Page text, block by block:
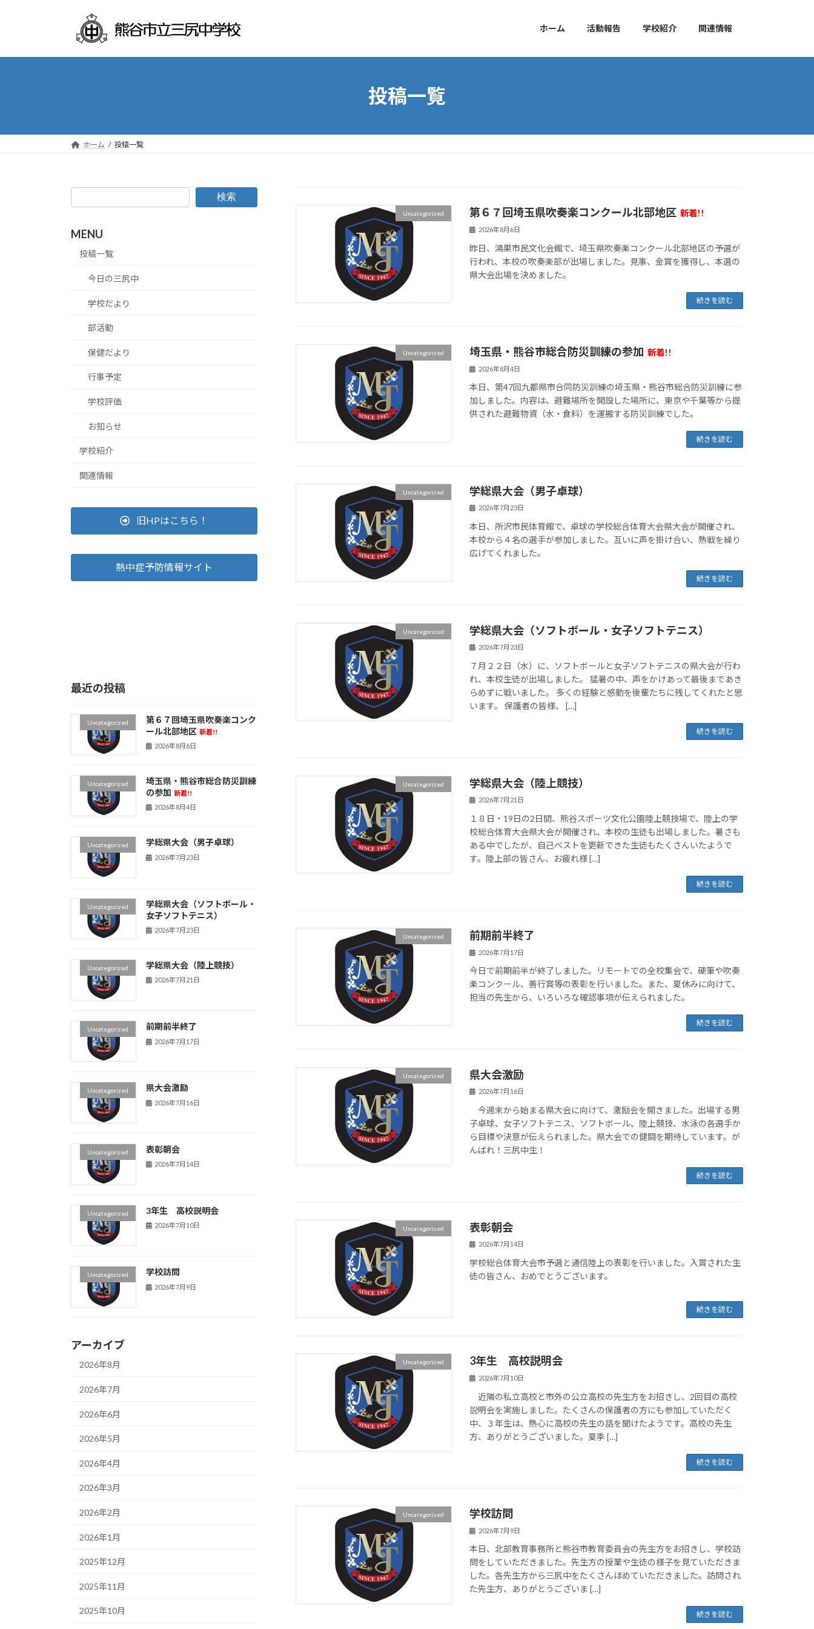
プ
動
ホーム 活動報告 学校紹介 関連情報
投稿一覧
ホーム 投稿一覧
Uncategorized 第６７回埼玉県吹奏楽コンクール北部地区 新着!!
2026年8月6日
昨日、鴻巣市民文化会館で、埼玉県吹奏楽コンクール北部地区の予選が
行われ、本校の吹奏楽部が出場しました。見事、金賞を獲得し、本選の
県大会出場を決めました。
続きを読む
Uncategorized 埼玉県・熊谷市総合防災訓練の参加 新着!!
2026年8月4日
本日、第47回九都県市合同防災訓練の埼玉県・熊谷市総合防災訓練に参
加しました。内容は、避難場所を開設した場所に、東京や千葉等から提
供された避難物資（水・食料）を運搬する防災訓練でした。
続きを読む
Uncategorized 学総県大会（男子卓球）
2026年7月23日
本日、所沢市民体育館で、卓球の学校総合体育大会県大会が開催され、
本校から４名の選手が参加しました。互いに声を掛け合い、熱戦を繰り
広げてくれました。
続きを読む
Uncategorized 学総県大会（ソフトボール・女子ソフトテニス）
2026年7月23日
７月２２日（水）に、ソフトボールと女子ソフトテニスの県大会が行わ
れ、本校生徒が出場しました。 猛暑の中、声をかけあって最後まであき
らめずに戦いました。 多くの経験と感動を後輩たちに残してくれたと思
います。 保護者の皆様、 […]
続きを読む
Uncategorized 学総県大会（陸上競技）
2026年7月21日
１８日・19日の2日間、熊谷スポーツ文化公園陸上競技場で、陸上の学
校総合体育大会県大会が開催され、本校の生徒も出場しました。暑さも
ある中でしたが、自己ベストを更新できた生徒もたくさんいたようで
す。陸上部の皆さん、お疲れ様 […]
続きを読む
Uncategorized 前期前半終了
2026年7月17日
今日で前期前半が終了しました。リモートでの全校集会で、硬筆や吹奏
楽コンクール、善行賞等の表彰を行いました。また、夏休みに向けて、
担当の先生から、いろいろな確認事項が伝えられました。
続きを読む
Uncategorized 県大会激励
2026年7月16日
今週末から始まる県大会に向けて、激励会を開きました。出場する男
子卓球、女子ソフトテニス、ソフトボール、陸上競技、水泳の各選手か
ら目標や決意が伝えられました。県大会での健闘を期待しています。が
んばれ！三尻中生！
続きを読む
Uncategorized 表彰朝会
2026年7月14日
学校総合体育大会市予選と通信陸上の表彰を行いました。入賞された生
徒の皆さん、おめでとうございます。
続きを読む
Uncategorized 3年生 高校説明会
2026年7月10日
近隣の私立高校と市外の公立高校の先生方をお招きし、2回目の高校
説明会を実施しました。たくさんの保護者の方にも参加していただく
中、３年生は、熱心に高校の先生の話を聞けたようです。高校の先生
方、ありがとうございました。夏季 […]
続きを読む
Uncategorized 学校訪問
2026年7月9日
本日、北部教育事務所と熊谷市教育委員会の先生方をお招きし、学校訪
問をしていただきました。先生方の授業や生徒の様子を見ていただきま
した。各先生方から三尻中をたくさんほめていただきました。訪問され
た先生方、ありがとうございま […]
続きを読む
検索
MENU
投稿一覧
今日の三尻中
学校だより
部活動
保健だより
行事予定
学校評価
お知らせ
学校紹介
関連情報
旧HPはこちら！
熱中症予防情報サイト
最近の投稿
Uncategorized
第６７回埼玉県吹奏楽コンク
ール北部地区 新着!!
2026年8月6日
Uncategorized
埼玉県・熊谷市総合防災訓練
の参加 新着!!
2026年8月4日
Uncategorized 学総県大会（男子卓球）
2026年7月23日
Uncategorized
学総県大会（ソフトボール・
女子ソフトテニス）
2026年7月23日
Uncategorized 学総県大会（陸上競技）
2026年7月21日
Uncategorized 前期前半終了
2026年7月17日
Uncategorized 県大会激励
2026年7月16日
Uncategorized 表彰朝会
2026年7月14日
Uncategorized 3年生 高校説明会
2026年7月10日
Uncategorized 学校訪問
2026年7月9日
アーカイブ
2026年8月
2026年7月
2026年6月
2026年5月
2026年4月
2026年3月
2026年2月
2026年1月
2025年12月
2025年11月
2025年10月